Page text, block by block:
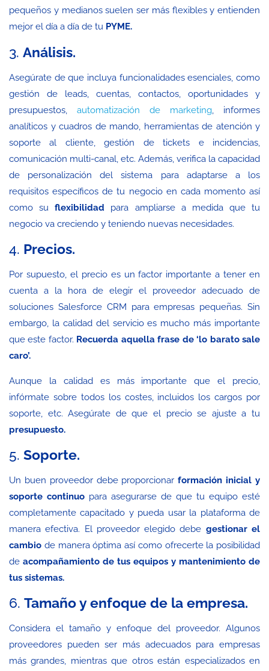
pequeños y medianos suelen ser más flexibles y entienden
mejor el día a día de tu PYME.
3. Análisis.
Asegúrate de que incluya funcionalidades esenciales, como
gestión de leads, cuentas, contactos, oportunidades y
presupuestos, automatización de marketing, informes
analíticos y cuadros de mando, herramientas de atención y
soporte al cliente, gestión de tickets e incidencias,
comunicación multi-canal, etc. Además, verifica la capacidad
de personalización del sistema para adaptarse a los
requisitos específicos de tu negocio en cada momento así
como suflexibilidad para ampliarse a medida que tu
negocio va creciendo y teniendo nuevas necesidades.
4. Precios.
Por supuesto, el precio es un factor importante a tener en
cuenta a la hora de elegir el proveedor adecuado de
soluciones Salesforce CRM para empresas pequeñas. Sin
embargo, la calidad del servicio es mucho más importante
que este factor. Recuerda aquella frase de ‘lo barato sale
caro’.
Aunque la calidad es más importante que el precio,
infórmate sobre todos los costes, incluidos los cargos por
soporte, etc. Asegúrate de que el precio se ajuste a tu
presupuesto.
5. Soporte.
Un buen proveedor debe proporcionarformación inicial y
soporte continuo para asegurarse de que tu equipo esté
completamente capacitado y pueda usar la plataforma de
manera efectiva. El proveedor elegido debe gestionar el
cambio de manera óptima así como ofrecerte la posibilidad
de acompañamiento de tus equipos y mantenimiento de
tus sistemas.
6. Tamaño y enfoque de la empresa.
Considera el tamaño y enfoque del proveedor. Algunos
proveedores pueden ser más adecuados para empresas
más grandes, mientras que otros están especializados en